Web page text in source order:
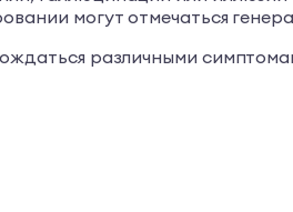
могут отмечаться
различными